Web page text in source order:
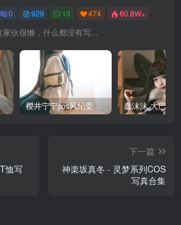
0 929 13 474 60.8W+
家伙很懒，什么都没有写...
樱井宁宁cos风纪委员写真套图
恤写
下一篇
神楽坂真冬 - 灵梦系列COS
写真合集